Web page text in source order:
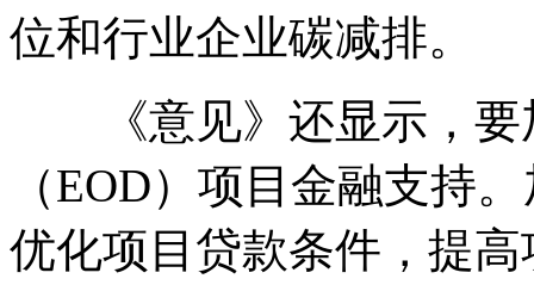
位和行业企业碳减排。
《意见》还显示，要
（EOD）项目金融支持
优化项目贷款条件，提